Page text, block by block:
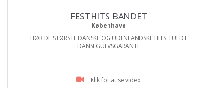
FESTHITS BANDET
København
HØR DE STØRSTE DANSKE OG UDENLANDSKE HITS. FULDT
DANSEGULVSGARANTI!
Klik for at se video